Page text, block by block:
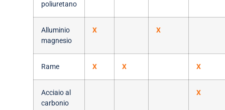
poliuretano
Alluminio
magnesio
X X
Rame X X X
Acciaio al
carbonio
X